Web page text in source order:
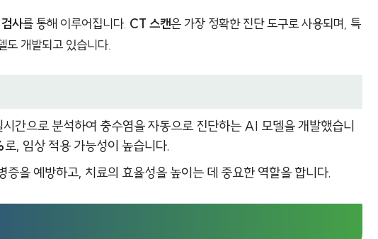
사를 통해 이루어집니다. CT 스캔은 가장 정확한 진단 도구로 사용되며, 특
도 개발되고 있습니다.
간으로 분석하여 충수염을 자동으로 진단하는 AI 모델을 개발했습니
로, 임상 적용 가능성이 높습니다.
증을 예방하고, 치료의 효율성을 높이는 데 중요한 역할을 합니다.